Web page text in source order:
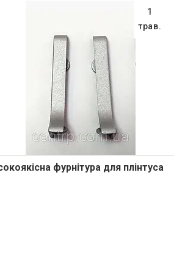
1
трав.
фурнітура для плінтуса